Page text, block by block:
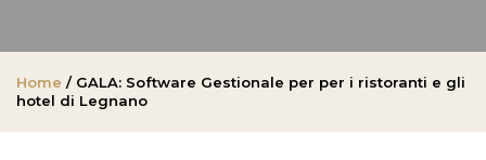
Home / GALA: Software Gestionale per per i ristoranti e gli
hotel di Legnano